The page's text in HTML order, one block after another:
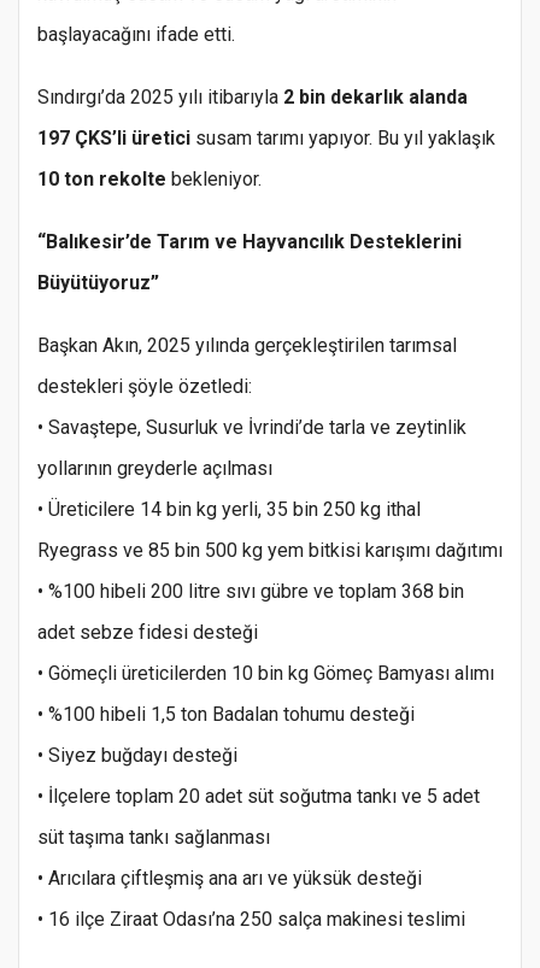
başlayacağını ifade etti.
Sındırgı’da 2025 yılı itibarıyla 2 bin dekarlık alanda
197 ÇKS’li üretici susam tarımı yapıyor. Bu yıl yaklaşık
10 ton rekolte bekleniyor.
“Balıkesir’de Tarım ve Hayvancılık Desteklerini
Büyütüyoruz”
Başkan Akın, 2025 yılında gerçekleştirilen tarımsal
destekleri şöyle özetledi:
• Savaştepe, Susurluk ve İvrindi’de tarla ve zeytinlik
yollarının greyderle açılması
• Üreticilere 14 bin kg yerli, 35 bin 250 kg ithal
Ryegrass ve 85 bin 500 kg yem bitkisi karışımı dağıtımı
• %100 hibeli 200 litre sıvı gübre ve toplam 368 bin
adet sebze fidesi desteği
• Gömeçli üreticilerden 10 bin kg Gömeç Bamyası alımı
• %100 hibeli 1,5 ton Badalan tohumu desteği
• Siyez buğdayı desteği
• İlçelere toplam 20 adet süt soğutma tankı ve 5 adet
süt taşıma tankı sağlanması
• Arıcılara çiftleşmiş ana arı ve yüksük desteği
• 16 ilçe Ziraat Odası’na 250 salça makinesi teslimi